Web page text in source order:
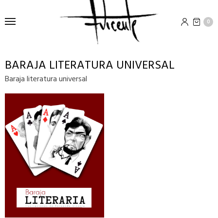
0
BARAJA LITERATURA UNIVERSAL
Baraja literatura universal